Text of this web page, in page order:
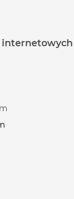
internetowych